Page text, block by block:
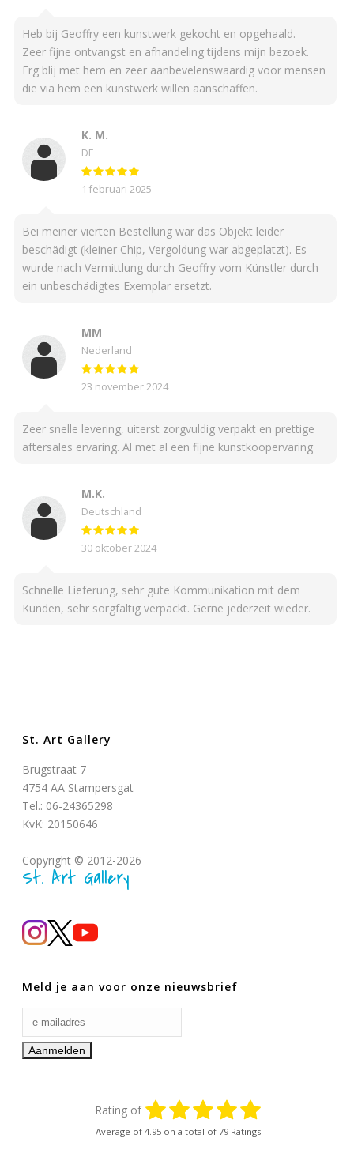
Heb bij Geoffry een kunstwerk gekocht en opgehaald.
Zeer fijne ontvangst en afhandeling tijdens mijn bezoek.
Erg blij met hem en zeer aanbevelenswaardig voor mensen
die via hem een kunstwerk willen aanschaffen.
K. M.
DE
1 februari 2025
Bei meiner vierten Bestellung war das Objekt leider
beschädigt (kleiner Chip, Vergoldung war abgeplatzt). Es
wurde nach Vermittlung durch Geoffry vom Künstler durch
ein unbeschädigtes Exemplar ersetzt.
MM
Nederland
23 november 2024
Zeer snelle levering, uiterst zorgvuldig verpakt en prettige
aftersales ervaring. Al met al een fijne kunstkoopervaring
M.K.
Deutschland
30 oktober 2024
Schnelle Lieferung, sehr gute Kommunikation mit dem
Kunden, sehr sorgfältig verpackt. Gerne jederzeit wieder.
St. Art Gallery
Brugstraat 7
4754 AA Stampersgat
Tel.: 06-24365298
KvK: 20150646
Copyright © 2012-2026
St. Art Gallery
Meld je aan voor onze nieuwsbrief
Rating of
Average of 4.95 on a total of 79 Ratings